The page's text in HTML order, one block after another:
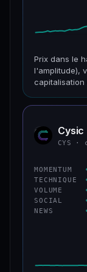
Prix dans le
l'amplitude),
capitalisation
CAP.
VAR. 7 J
VS ATH
−86,3 %
CONFIANCE
CYS Cysic
CYS ·
MOMENTUM
TECHNIQUE
VOLUME
SOCIAL
NEWS